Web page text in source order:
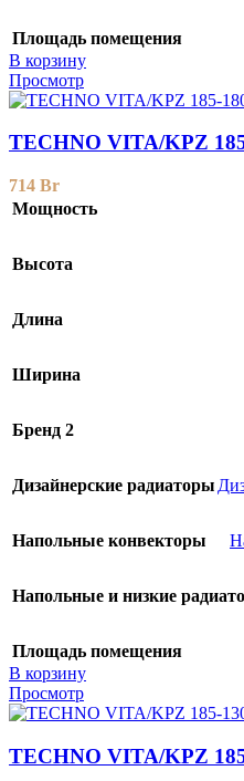
Площадь помещения
В корзину
Просмотр
TECHNO VITA/KPZ
714 Br
Мощность
Высота
Длина
Ширина
Бренд 2
Дизайнерские радиаторы
Напольные конвекторы
Напольные и низкие
Площадь помещения
В корзину
Просмотр
TECHNO VITA/KPZ